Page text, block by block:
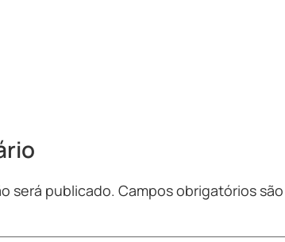
será publicado. Campos obrigatórios